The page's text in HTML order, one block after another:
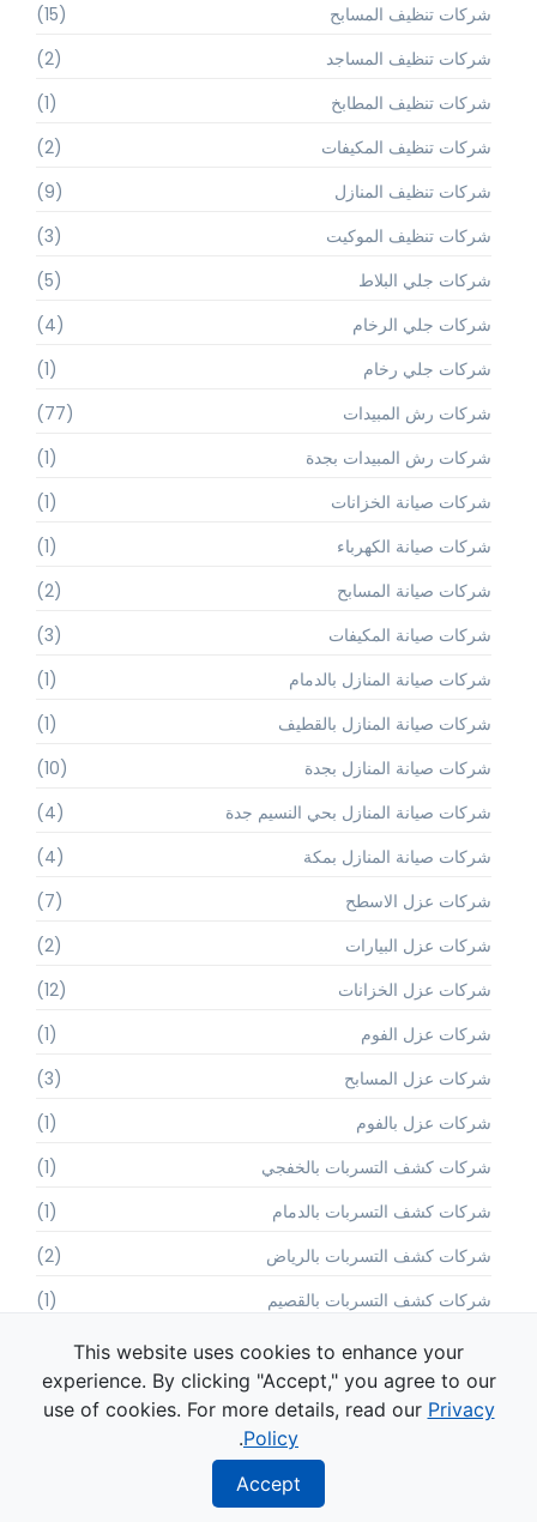
شركات تنظيف المسابح
(15)
شركات تنظيف المساجد
(2)
شركات تنظيف المطابخ
(1)
شركات تنظيف المكيفات
(2)
شركات تنظيف المنازل
(9)
شركات تنظيف الموكيت
(3)
شركات جلي البلاط
(5)
شركات جلي الرخام
(4)
شركات جلي رخام
(1)
شركات رش المبيدات
(77)
شركات رش المبيدات بجدة
(1)
شركات صيانة الخزانات
(1)
شركات صيانة الكهرباء
(1)
شركات صيانة المسابح
(2)
شركات صيانة المكيفات
(3)
شركات صيانة المنازل بالدمام
(1)
شركات صيانة المنازل بالقطيف
(1)
شركات صيانة المنازل بجدة
(10)
شركات صيانة المنازل بحي النسيم جدة
(4)
شركات صيانة المنازل بمكة
(4)
شركات عزل الاسطح
(7)
شركات عزل البيارات
(2)
شركات عزل الخزانات
(12)
شركات عزل الفوم
(1)
شركات عزل المسابح
(3)
شركات عزل بالفوم
(1)
شركات كشف التسربات بالخفجي
(1)
شركات كشف التسربات بالدمام
(1)
شركات كشف التسربات بالرياض
(2)
شركات كشف التسربات بالقصيم
(1)
شركات كشف التسربات بجدة
شركات كشف التسربات بخميس مشيط
(1)
شركات كشف التسربات بعسير
شركات كشف التسربات بمكة
This website uses cookies to enhance your
experience. By clicking "Accept," you agree to our
use of cookies. For more details, read our Privacy
Policy
.
Accept